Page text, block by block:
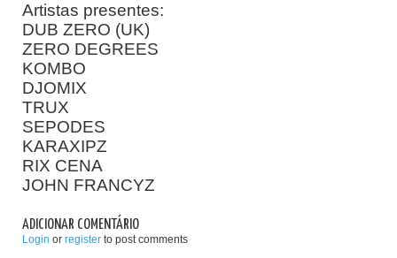
Artistas presentes:
DUB ZERO (UK)
ZERO DEGREES
KOMBO
DJOMIX
TRUX
SEPODES
KARAXIPZ
RIX CENA
JOHN FRANCYZ
ADICIONAR COMENTÁRIO
Login or register to post comments